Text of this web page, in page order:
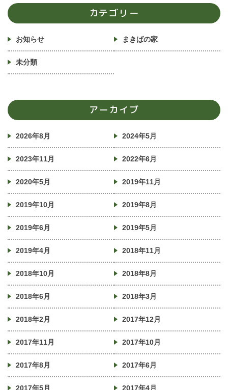
カテゴリー
お知らせ まきばの家
未分類
アーカイブ
2026年8月 2024年5月
2023年11月 2022年6月
2020年5月 2019年11月
2019年10月 2019年8月
2019年6月 2019年5月
2019年4月 2018年11月
2018年10月 2018年8月
2018年6月 2018年3月
2018年2月 2017年12月
2017年11月 2017年10月
2017年8月 2017年6月
2017年5月 2017年4月